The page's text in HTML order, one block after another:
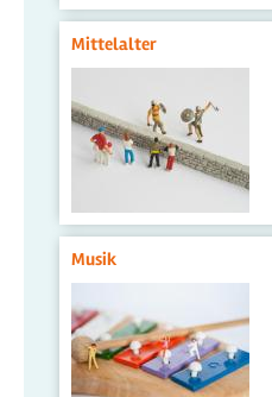
Mittelalter
Musik